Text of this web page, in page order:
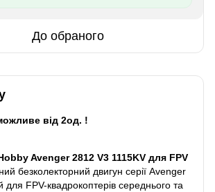
До обраного
від 2од. !
Avenger 2812 V3 1115KV для FPV
безколекторний двигун серії Avenger
FPV-квадрокоптерів середнього та